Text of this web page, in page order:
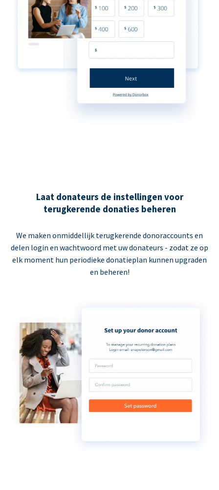
Laat donateurs de instellingen voor
terugkerende donaties beheren
We maken onmiddellijk terugkerende donoraccounts en
delen login en wachtwoord met uw donateurs - zodat ze op
elk moment hun periodieke donatieplan kunnen upgraden
en beheren!